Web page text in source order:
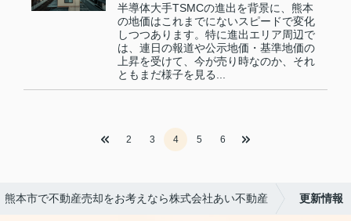
半導体大手TSMCの進出を背景に、熊本
の地価はこれまでにないスピードで変化
しつつあります。特に進出エリア周辺で
は、連日の報道や公示地価・基準地価の
上昇を受けて、今が売り時なのか、それ
ともまだ様子を見る...
2 3 4 5 6
熊本市で不動産売却をお考えなら株式会社あい不動産 更新情報